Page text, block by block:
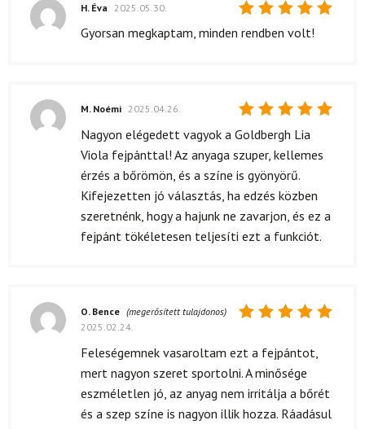
Értékelés:
H. Éva 2025.05.30.
Gyorsan megkaptam, minden rendben volt!
Értékelés:
/ 5
M. Noémi 2025.04.26.
Nagyon elégedett vagyok a Goldbergh Lia
Viola fejpánttal! Az anyaga szuper, kellemes
érzés a bőrömön, és a színe is gyönyörű.
Kifejezetten jó választás, ha edzés közben
szeretnénk, hogy a hajunk ne zavarjon, és ez a
fejpánt tökéletesen teljesíti ezt a funkciót.
5 / 5
O. Bence (megerősített tulajdonos)
2025.02.24.
Feleségemnek vasaroltam ezt a fejpántot,
mert nagyon szeret sportolni. A minősége
eszméletlen jó, az anyag nem irritálja a bőrét
és a szep színe is nagyon illik hozza. Ráadásul